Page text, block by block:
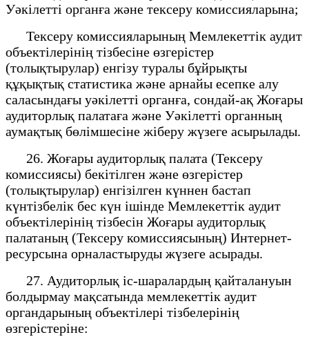
Уәкілетті органға және тексеру комиссияларына;
Тексеру комиссияларының Мемлекеттік аудит
объектілерінің тізбесіне өзгерістер
(толықтырулар) енгізу туралы бұйрықты
құқықтық статистика және арнайы есепке алу
саласындағы уәкілетті органға, сондай-ақ Жоғары
аудиторлық палатаға және Уәкілетті органның
аумақтық бөлімшесіне жіберу жүзеге асырылады.
26. Жоғары аудиторлық палата (Тексеру
комиссиясы) бекітілген және өзгерістер
(толықтырулар) енгізілген күннен бастап
күнтізбелік бес күн ішінде Мемлекеттік аудит
объектілерінің тізбесін Жоғары аудиторлық
палатаның (Тексеру комиссиясының) Интернет-
ресурсына орналастыруды жүзеге асырады.
27. Аудиторлық іс-шаралардың қайталануын
болдырмау мақсатында мемлекеттік аудит
органдарының объектілері тізбелерінің
өзгерістеріне: